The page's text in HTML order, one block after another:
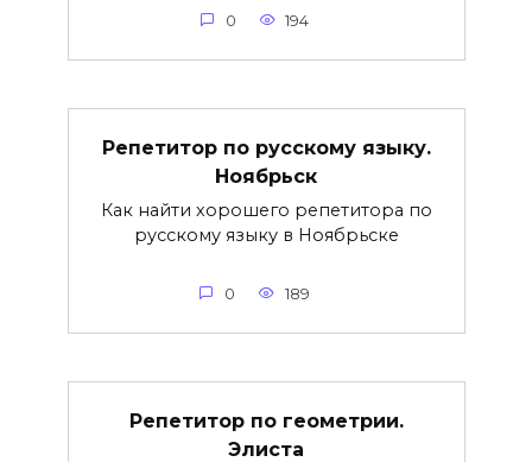
0 194
Репетитор по русскому языку.
Ноябрьск
Как найти хорошего репетитора по
русскому языку в Ноябрьске
0 189
Репетитор по геометрии.
Элиста